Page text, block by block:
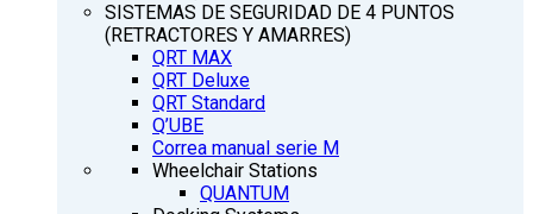
SISTEMAS DE SEGURIDAD DE 4 PUNTOS
(RETRACTORES Y AMARRES)
QRT MAX
QRT Deluxe
QRT Standard
Q’UBE
Correa manual serie M
Wheelchair Stations
QUANTUM